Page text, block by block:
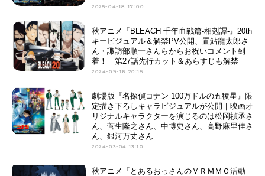
2025-04-18 17:00
秋アニメ『BLEACH 千年血戦篇-相剋譚-』20th
キービジュアル＆解禁PV公開、置鮎龍太郎さ
ん・諏訪部順一さんらからお祝いコメント到
着！ 第27話先行カット＆あらすじも解禁
2024-09-16 20:15
劇場版『名探偵コナン 100万ドルの五稜星』限
定描き下ろしキャラビジュアルが公開｜映画オ
リジナルキャラクターを演じるのは松岡禎丞さ
ん、菅生隆之さん、中博史さん、高野麻里佳さ
ん、銀河万丈さん
2024-03-04 13:10
秋アニメ『とあるおっさんのＶＲＭＭＯ活動